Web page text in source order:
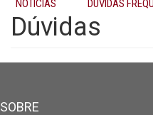
NOTÍCIAS
DÚVIDAS
Dúvidas
SOBRE